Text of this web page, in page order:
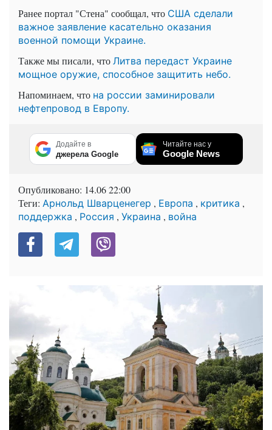
Ранее портал "Стена" сообщал, что США сделали
важное заявление касательно оказания
военной помощи Украине.
Также мы писали, что Литва передаст Украине
мощное оружие, способное защитить небо.
Напоминаем, что на россии заминировали
нефтепровод в Европу.
Додайте в
джерела Google
Читайте нас у
Google News
Опубликовано: 14.06 22:00
Теги: Арнольд Шварценегер , Европа , критика ,
поддержка , Россия , Украина , война